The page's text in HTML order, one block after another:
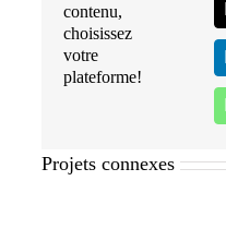
contenu,
choisissez
votre
plateforme!
Projets connexes